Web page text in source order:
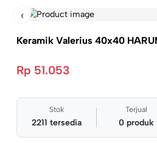
‹
Keramik Valerius 40x40
Rp 51.053
Stok
2211 tersedia
Terjual
0 produk